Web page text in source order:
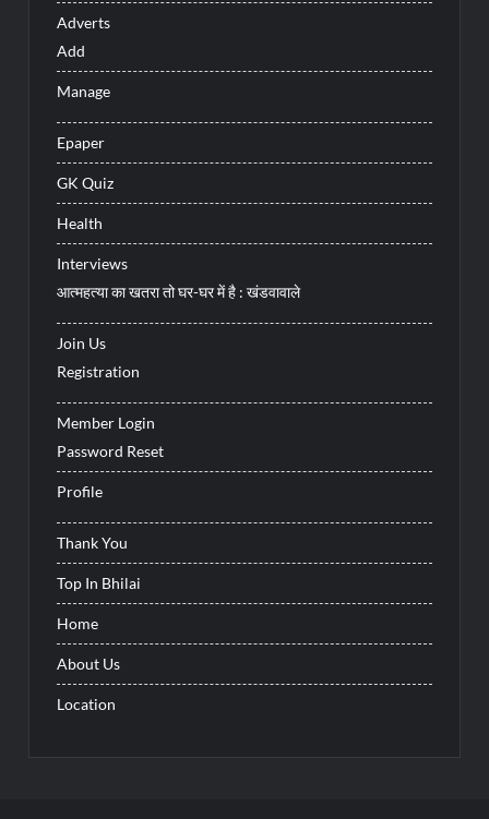
Adverts
Add
Manage
Epaper
GK Quiz
Health
Interviews
आत्महत्या का खतरा तो घर-घर में है : खंडवावाले
Join Us
Registration
Member Login
Password Reset
Profile
Thank You
Top In Bhilai
Home
About Us
Location